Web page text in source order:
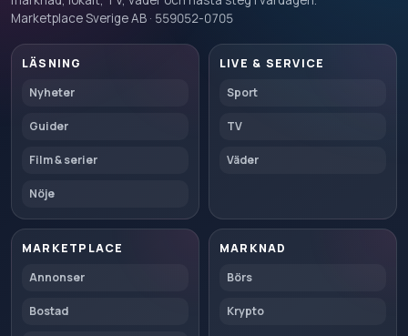
Marketplace Sverige AB · 559052-0705
LÄSNING
Nyheter
Guider
Film & serier
Nöje
LIVE & SERVICE
Sport
TV
Väder
MARKETPLACE
Annonser
Bostad
MARKNAD
Börs
Krypto